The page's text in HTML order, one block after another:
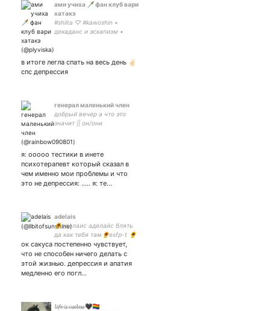
ами учиха 🗡 фан клуб вари
хатакэ
#shiita ♡ #kawoshin •
декаданс и эскапизм •
в итоге легла спать на весь день ✌🏻
спс депрессия
генерал маленький член
добрый вечер а что это
значит || он/они
я: ооооо тестики в инете
психотерапевт который сказал в
чем именно мои проблемы и что
это не депрессия: ..... я: те…
adelais
🌻аделаис аделайс блять
да как тебя там🌻esfp-t 🌻
she/her🌻haikyuu!!/kny🌻
ок сакуса постепенно чувствует,
что не способен ничего делать с
этой жизнью. депрессия и апатия
медленно его погл…
𝓵𝓲𝓯𝓮 𝓲𝓼 𝓾𝓼𝓮𝓵𝓮𝓼𝓼 🖤🏳️‍🌈